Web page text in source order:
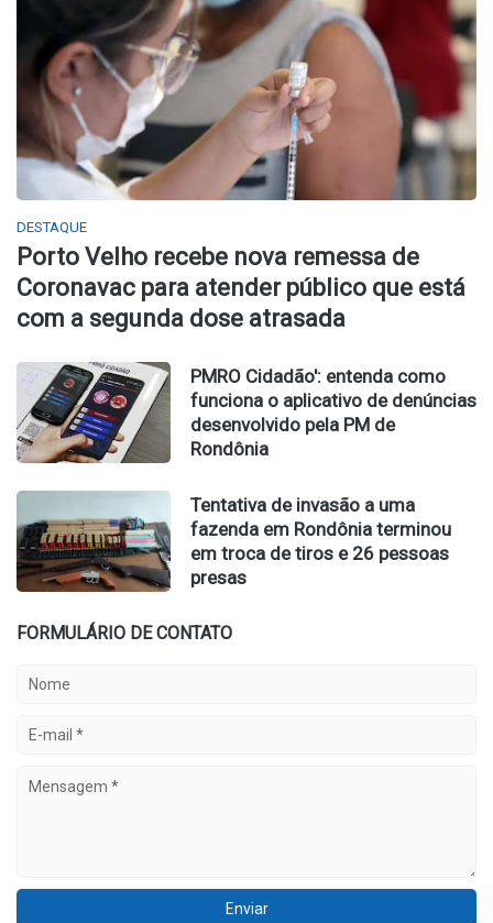
DESTAQUE
Porto Velho recebe nova remessa de
Coronavac para atender público que está
com a segunda dose atrasada
PMRO Cidadão': entenda como
funciona o aplicativo de denúncias
desenvolvido pela PM de
Rondônia
Tentativa de invasão a uma
fazenda em Rondônia terminou
em troca de tiros e 26 pessoas
presas
FORMULÁRIO DE CONTATO